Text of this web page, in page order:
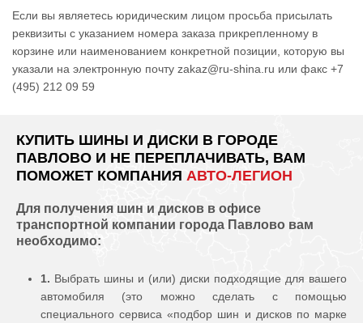
Если вы являетесь юридическим лицом просьба присылать
реквизиты с указанием номера заказа прикрепленному в
корзине или наименованием конкретной позиции, которую вы
указали на электронную почту zakaz@ru-shina.ru или факс +7
(495) 212 09 59
КУПИТЬ ШИНЫ И ДИСКИ В ГОРОДЕ
ПАВЛОВО И НЕ ПЕРЕПЛАЧИВАТЬ, ВАМ
ПОМОЖЕТ КОМПАНИЯ АВТО-ЛЕГИОН
Для получения шин и дисков в офисе
транспортной компании города Павлово вам
необходимо:
1. Выбрать шины и (или) диски подходящие для вашего
автомобиля (это можно сделать с помощью
специального сервиса «подбор шин и дисков по марке